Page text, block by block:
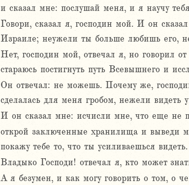
и сказал мне: послушай меня, и я научу
Говори, сказал я, господин мой. И он
Израиле; неужели ты больше любишь его,
Нет, господин мой, отвечал я, но говорил
стараюсь постигнуть путь Всевышнего и
Он отвечал: не можешь. Почему же,
сделалась для меня гробом, нежели видеть
И он сказал мне: исчисли мне, что еще не
открой заключенные хранилища и выведи
покажу тебе то, что ты усиливаешься видеть.
Владыко Господи! отвечал я, кто может
А я безумен, и как могу говорить о том, о